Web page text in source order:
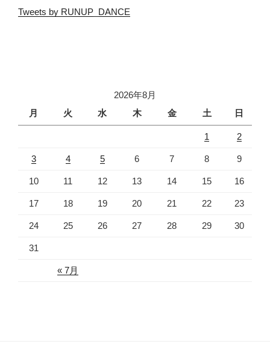
Tweets by RUNUP_DANCE
2026年8月
月
火 水 木 金 土 日
« 7月
1 2
3 4 5 6 7 8 9
10 11 12 13 14 15 16
17 18 19 20 21 22 23
24 25 26 27 28 29 30
31